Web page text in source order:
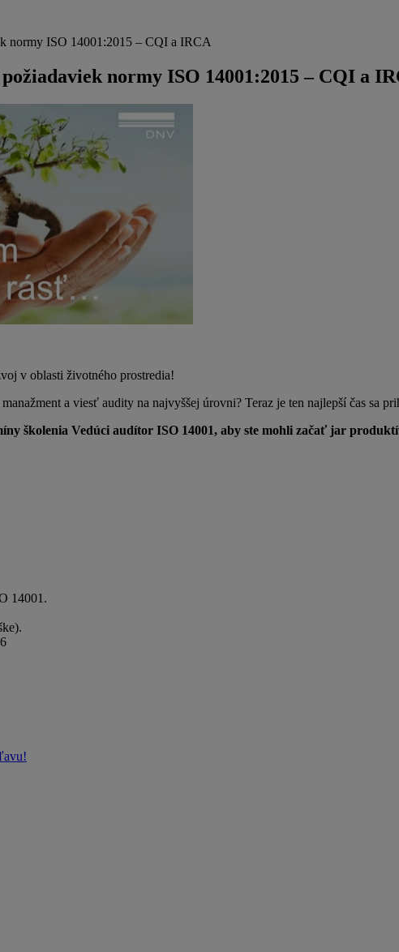
normy ISO 14001:2015 – CQI a IRCA
normy ISO 14001:2015 – CQI a
v oblasti životného prostredia!
a viesť audity na najvyššej úrovni? Teraz je ten najlepší čas sa
školenia Vedúci audítor ISO 14001, aby ste mohli začať jar
14001.